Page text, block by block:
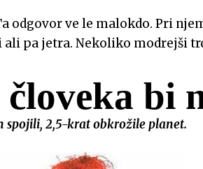
odgovor ve le malokdo. Pri
pa jetra. Nekoliko modrejši
bi
spojili, 2,5-krat obkrožile planet.